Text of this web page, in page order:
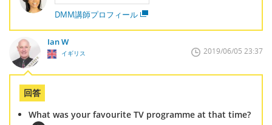
DMM講師プロフィール
Ian W
イギリス 2019/06/05 23:37
回答
What was your favourite TV programme at that time?